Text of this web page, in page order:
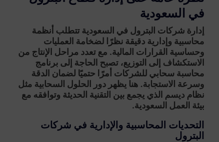
في السعودية
إدارة شركات البترول في السعودية تتطلب أنظمة
محاسبية وإدارية دقيقة نظرًا لضخامة العمليات
وحساسية القرارات المالية. مع تعدد مراحل الإنتاج من
الاستكشاف إلى التوزيع، تصبح الحاجة إلى برنامج
محاسبة سحابي للشركات أمرًا حتميًا لضمان الدقة
وسرعة الاستجابة. هنا يظهر دور الحلول السحابية مثل
نظام ديسم الذي يجمع بين التقنية الحديثة وتوافقه مع
بيئة العمل السعودية.
التحديات المحاسبية والإدارية في شركات
البترول